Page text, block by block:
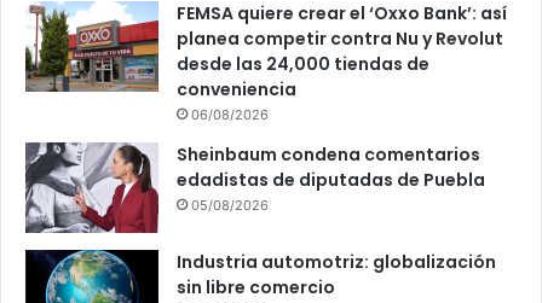
FEMSA quiere crear el ‘Oxxo Bank’: así
planea competir contra Nu y Revolut
desde las 24,000 tiendas de
conveniencia
06/08/2026
Sheinbaum condena comentarios
edadistas de diputadas de Puebla
05/08/2026
Industria automotriz: globalización
sin libre comercio